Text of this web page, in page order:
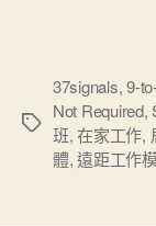
標
37signals,9-
Not Required,
班,在家工作,
體,遠距工作